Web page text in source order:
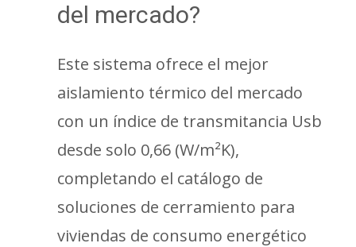
del mercado?
Este sistema ofrece el mejor
aislamiento térmico del mercado
con un índice de transmitancia Usb
desde solo 0,66 (W/m²K),
completando el catálogo de
soluciones de cerramiento para
viviendas de consumo energético